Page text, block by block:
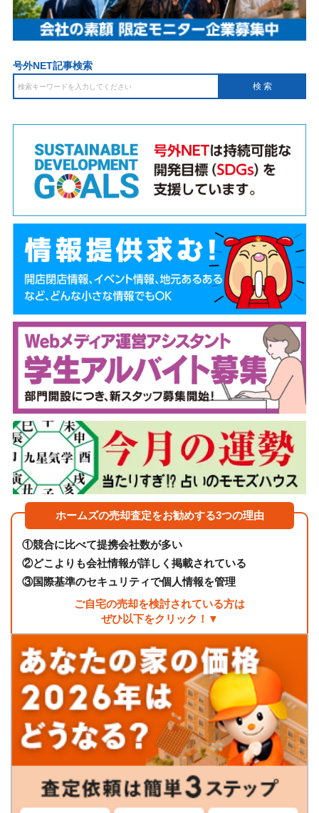
号外NET記事検索
ホームズの売却査定をお勧めする3つの理由
①競合に比べて提携会社数が多い
②どこよりも会社情報が詳しく掲載されている
③国際基準のセキュリティで個人情報を管理
ご自宅の売却を検討されている方は
ぜひ以下をクリック！▼